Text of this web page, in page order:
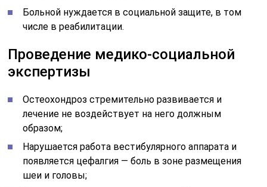
Больной нуждается в социальной защите, в том
числе в реабилитации.
Проведение медико-социальной
экспертизы
Остеохондроз стремительно развивается и
лечение не воздействует на него должным
образом;
Нарушается работа вестибулярного аппарата и
появляется цефалгия — боль в зоне размещения
шеи и головы;